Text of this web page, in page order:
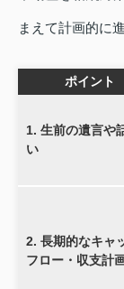
まえて計画的に
ポイント
1. 生前の遺言や
い
2. 長期的なキャ
フロー・収支計